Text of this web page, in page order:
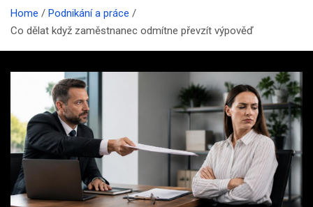
Home
Podnikání a práce
Co dělat když zaměstnanec odmítne převzít výpověď